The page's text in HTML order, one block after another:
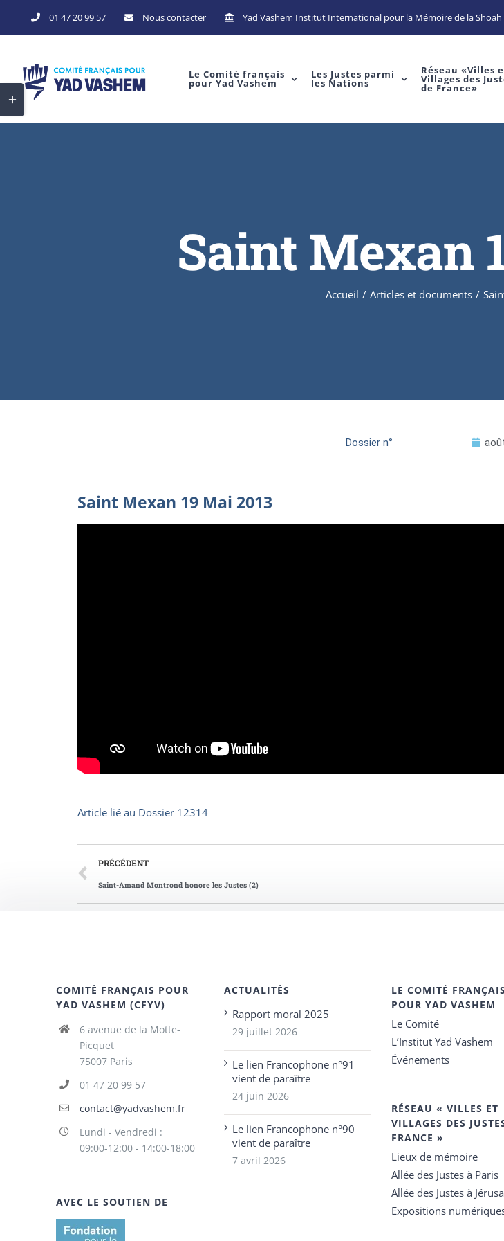
01 47 20 99 57 Nous contacter Yad Vashem Institut International pour la Mémoire de la Shoah
Le Comité français
pour Yad Vashem
Les Justes parmi
les Nations
Réseau «Villes
Villages des
de France»
Saint Mexan
Accueil / Articles et documents /
Dossier n°
Saint Mexan 19 Mai 2013
Article lié au Dossier 12314
PRÉCÉDENT
Saint-Amand Montrond honore les Justes (2)
COMITÉ FRANÇAIS POUR
YAD VASHEM (CFYV)
6 avenue de la Motte-
Picquet
75007 Paris
01 47 20 99 57
contact@yadvashem.fr
Lundi - Vendredi :
09:00-12:00 - 14:00-18:00
AVEC LE SOUTIEN DE
ACTUALITÉS
Rapport moral 2025
29 juillet 2026
Le lien Francophone n°91
vient de paraître
24 juin 2026
Le lien Francophone n°90
vient de paraître
7 avril 2026
LE COMITÉ FRANÇAIS
POUR YAD VASHEM
Le Comité
L’Institut Yad Vashem
Événements
RÉSEAU « VILLES ET
VILLAGES DES
FRANCE »
Lieux de mémoire
Allée des Justes à Paris
Allée des Justes à
Expositions